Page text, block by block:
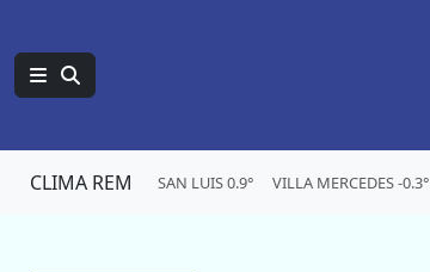
CLIMA REM SAN LUIS 0.9° VILLA MERCEDES -0.3°